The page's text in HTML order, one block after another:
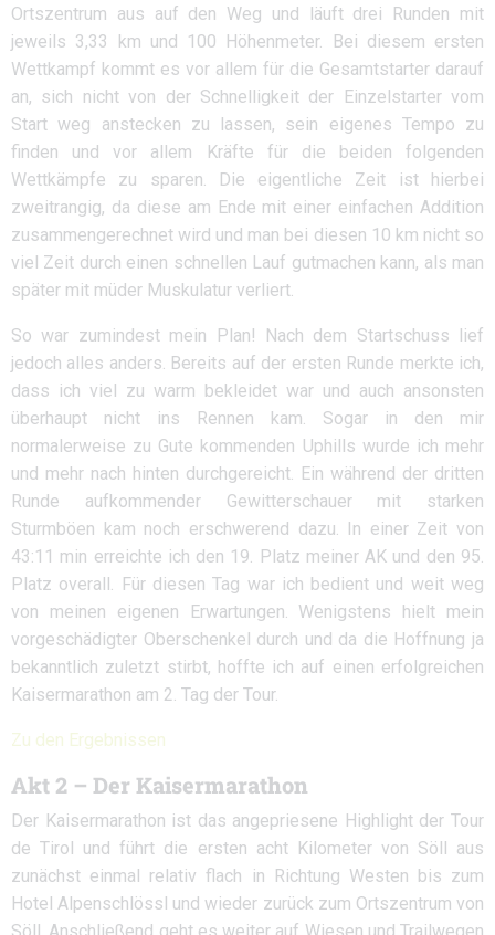
Ortszentrum aus auf den Weg und läuft drei Runden mit
jeweils 3,33 km und 100 Höhenmeter. Bei diesem ersten
Wettkampf kommt es vor allem für die Gesamtstarter darauf
an, sich nicht von der Schnelligkeit der Einzelstarter vom
Start weg anstecken zu lassen, sein eigenes Tempo zu
finden und vor allem Kräfte für die beiden folgenden
Wettkämpfe zu sparen. Die eigentliche Zeit ist hierbei
zweitrangig, da diese am Ende mit einer einfachen Addition
zusammengerechnet wird und man bei diesen 10 km nicht so
viel Zeit durch einen schnellen Lauf gutmachen kann, als man
später mit müder Muskulatur verliert.
So war zumindest mein Plan! Nach dem Startschuss lief
jedoch alles anders. Bereits auf der ersten Runde merkte ich,
dass ich viel zu warm bekleidet war und auch ansonsten
überhaupt nicht ins Rennen kam. Sogar in den mir
normalerweise zu Gute kommenden Uphills wurde ich mehr
und mehr nach hinten durchgereicht. Ein während der dritten
Runde aufkommender Gewitterschauer mit starken
Sturmböen kam noch erschwerend dazu. In einer Zeit von
43:11 min erreichte ich den 19. Platz meiner AK und den 95.
Platz overall. Für diesen Tag war ich bedient und weit weg
von meinen eigenen Erwartungen. Wenigstens hielt mein
vorgeschädigter Oberschenkel durch und da die Hoffnung ja
bekanntlich zuletzt stirbt, hoffte ich auf einen erfolgreichen
Kaisermarathon am 2. Tag der Tour.
Zu den Ergebnissen
Akt 2 – Der Kaisermarathon
Der Kaisermarathon ist das angepriesene Highlight der Tour
de Tirol und führt die ersten acht Kilometer von Söll aus
zunächst einmal relativ flach in Richtung Westen bis zum
Hotel Alpenschlössl und wieder zurück zum Ortszentrum von